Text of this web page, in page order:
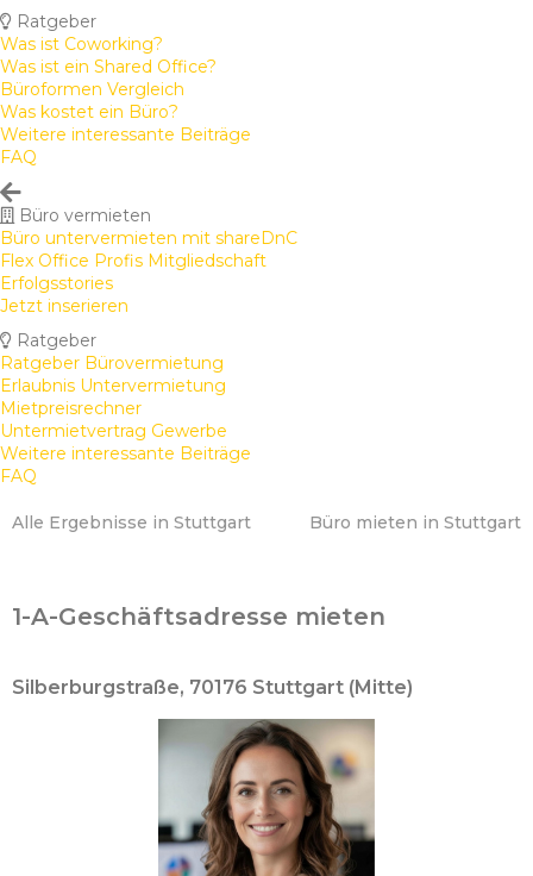
Ratgeber
Was ist Coworking?
Was ist ein Shared Office?
Büroformen Vergleich
Was kostet ein Büro?
Weitere interessante Beiträge
FAQ
Büro vermieten
Büro untervermieten mit shareDnC
Flex Office Profis Mitgliedschaft
Erfolgsstories
Jetzt inserieren
Ratgeber
Ratgeber Bürovermietung
Erlaubnis Untervermietung
Mietpreisrechner
Untermietvertrag Gewerbe
Weitere interessante Beiträge
FAQ
Alle Ergebnisse in Stuttgart Büro mieten in Stuttgart
1-A-Geschäftsadresse mieten
Silberburgstraße, 70176 Stuttgart (Mitte)